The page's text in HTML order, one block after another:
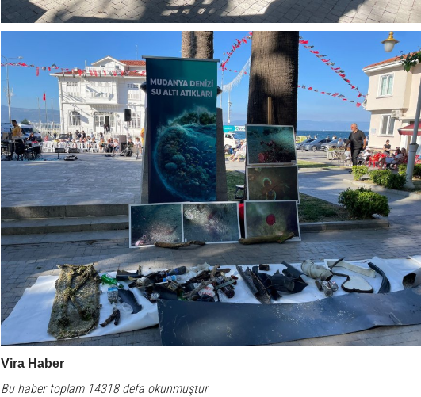
Vira Haber
Bu haber toplam 14318 defa okunmuştur